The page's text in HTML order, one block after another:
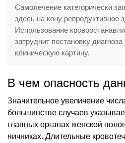
Самолечение категорически
здесь на кону репродуктивное
Использование
затруднит постановку
клиническую картину.
В чем опасность
Значительное увеличение
большинстве случаев
главных органах женской
яичниках. Длительные